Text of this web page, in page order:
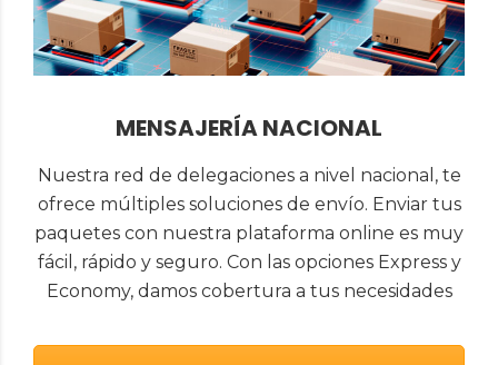
MENSAJERÍA NACIONAL
Nuestra red de delegaciones a nivel nacional, te
ofrece múltiples soluciones de envío. Enviar tus
paquetes con nuestra plataforma online es muy
fácil, rápido y seguro. Con las opciones Express y
Economy, damos cobertura a tus necesidades